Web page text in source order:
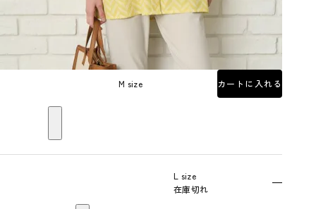
M size カートに入れる
L size
在庫切れ
—